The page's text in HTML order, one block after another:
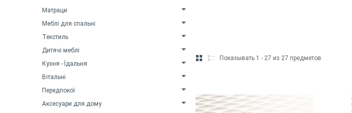
Матраци
Меблі для спальні
Текстиль
Дитячі меблі
Кухня - Їдальня
Вітальні
Передпокої
Аксесуари для дому
Показывать 1 - 27 из 27 предметов